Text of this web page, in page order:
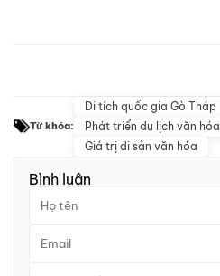
Từ khóa:
Di tích quốc gia Gò Tháp
Phát triển du lịch văn hóa
Giá trị di sản văn hóa
Bình luận